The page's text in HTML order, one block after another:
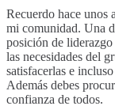
Recuerdo hace unos
mi comunidad. Una
posición de liderazgo
las necesidades del
satisfacerlas e
Además debes
confianza de todos.